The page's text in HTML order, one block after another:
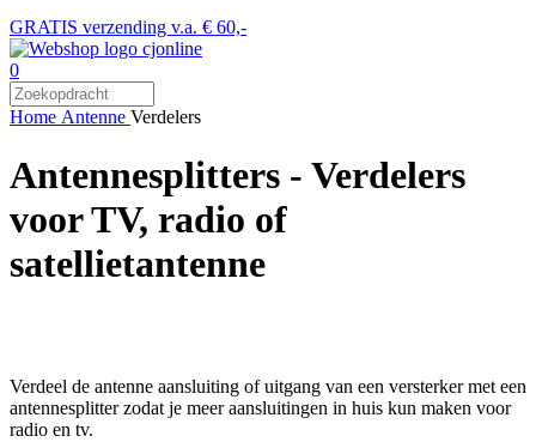
GRATIS verzending v.a. € 60,-
0
Home Antenne Verdelers
Antennesplitters - Verdelers
voor TV, radio of
satellietantenne
Verdeel de antenne aansluiting of uitgang van een versterker met een
antennesplitter zodat je meer aansluitingen in huis kun maken voor
radio en tv.